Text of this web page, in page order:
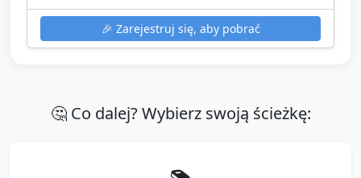
🎉 Zarejestruj się, aby pobrać
🤔 Co dalej? Wybierz swoją ścieżkę: